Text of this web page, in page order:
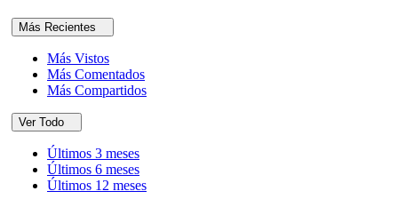
Más Recientes
Más Vistos
Más Comentados
Más Compartidos
Ver Todo
Últimos 3 meses
Últimos 6 meses
Últimos 12 meses